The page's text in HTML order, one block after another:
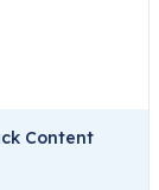
Content